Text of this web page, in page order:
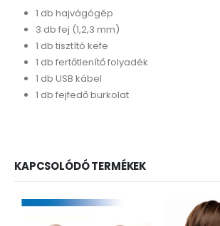
1 db hajvágógép
3 db fej (1,2,3 mm)
1 db tisztító kefe
1 db fertőtlenítő folyadék
1 db USB kábel
1 db fejfedő burkolat
KAPCSOLÓDÓ TERMÉKEK